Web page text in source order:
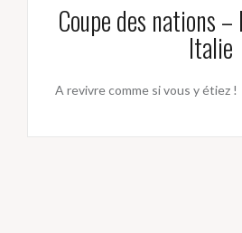
Coupe des nations
Italie
A revivre comme si vous y étiez !